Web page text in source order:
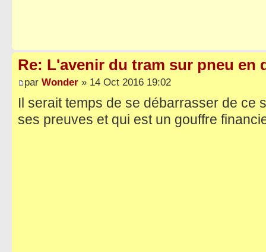
Re: L'avenir du tram sur pneu en
par Wonder » 14 Oct 2016 19:02
Il serait temps de se débarrasser de ce
ses preuves et qui est un gouffre